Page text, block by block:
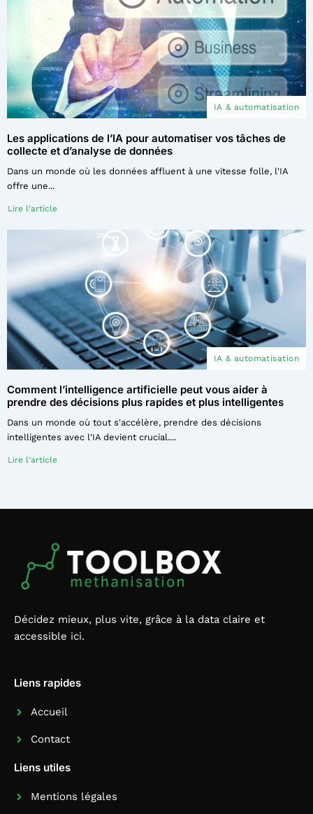
IA & automatisation
Les applications de l’IA pour automatiser vos tâches de
collecte et d’analyse de données
Dans un monde où les données affluent à une vitesse folle, l'IA
offre une...
Lire l'article
IA & automatisation
Comment l’intelligence artificielle peut vous aider à
prendre des décisions plus rapides et plus intelligentes
Dans un monde où tout s'accélère, prendre des décisions
intelligentes avec l'IA devient crucial....
Lire l'article
Décidez mieux, plus vite, grâce à la data claire et
accessible ici.
Liens rapides
Accueil
Contact
Liens utiles
Mentions légales